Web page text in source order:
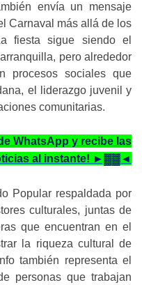
envía un mensaje
Carnaval más allá de los
fiesta sigue siendo el
pero alrededor
procesos sociales que
el liderazgo juvenil y
comunitarias.
WhatsApp y recibe las
al instante! ►▓▓◄
Popular respaldada por
culturales, juntas de
que encuentran en el
la riqueza cultural de
también representa el
personas que trabajan